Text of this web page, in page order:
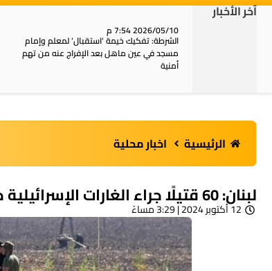
آخر الأخبار
2026/05/10 7:54 م
الشرطة: تفكيك خيمة ‘استقبال‘ لمعلم وإمام
مسجد في عين ماهل بعد الإفراج عنه من تهم
أمنية
الرئيسية اخبار محلية
لبنان: 60 قتيلًا جراء الغارات الإسرائيلية خلال 24 ساعة
12 أكتوبر 2024 | 3:29 مساءً